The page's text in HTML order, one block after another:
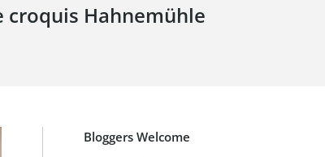
croquis Hahnemühle
Bloggers Welcome